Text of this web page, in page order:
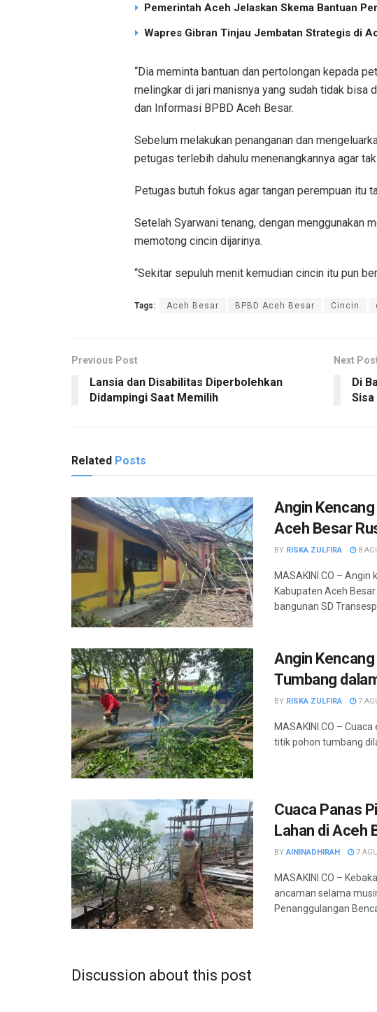
Pemerintah Aceh Jelaskan Skema Bantuan
Wapres Gibran Tinjau Jembatan Strategis di
“Dia meminta bantuan dan pertolongan kepada
melingkar di jari manisnya yang sudah tidak bisa
dan Informasi BPBD Aceh Besar.
Sebelum melakukan penanganan dan
petugas terlebih dahulu menenangkannya agar
Petugas butuh fokus agar tangan perempuan itu
Setelah Syarwani tenang, dengan menggunakan
memotong cincin dijarinya.
“Sekitar sepuluh menit kemudian cincin itu pun
Tags: Aceh Besar BPBD Aceh Besar Cincin
Previous Post
Lansia dan Disabilitas Diperbolehkan
Didampingi Saat Memilih
Next
Di
Sisa
Related Posts
Angin
Aceh Besar
BY RISKA ZULFIRA 8
MASAKINI.CO –
Kabupaten Aceh
bangunan SD
Angin
Tumbang
BY RISKA ZULFIRA 7
MASAKINI.CO –
titik pohon tumbang
Cuaca Panas
Lahan di Aceh
BY AININADHIRAH 7
MASAKINI.CO –
ancaman selama
Penanggulangan
Discussion about this post